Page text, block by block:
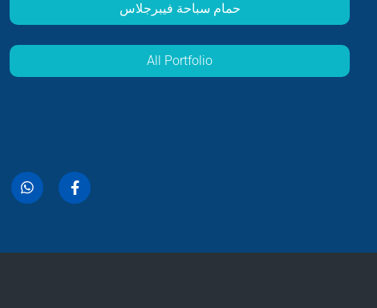
حمام سباحة فيبرجلاس
All Portfolio